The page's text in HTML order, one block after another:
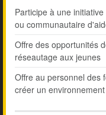
Participe à une
ou communautaire
Offre des opportunités
réseautage aux jeunes
Offre au personnel des
créer un